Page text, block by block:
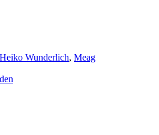
Heiko Wunderlich, Meag